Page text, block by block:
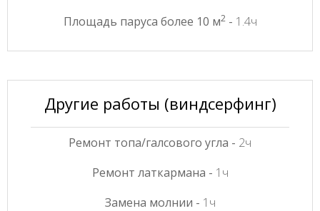
Площадь паруса более 10 м2- 1.4ч
Другие работы (виндсерфинг)
Ремонт топа/галсового угла - 2ч
Ремонт латкармана - 1ч
Замена молнии - 1ч